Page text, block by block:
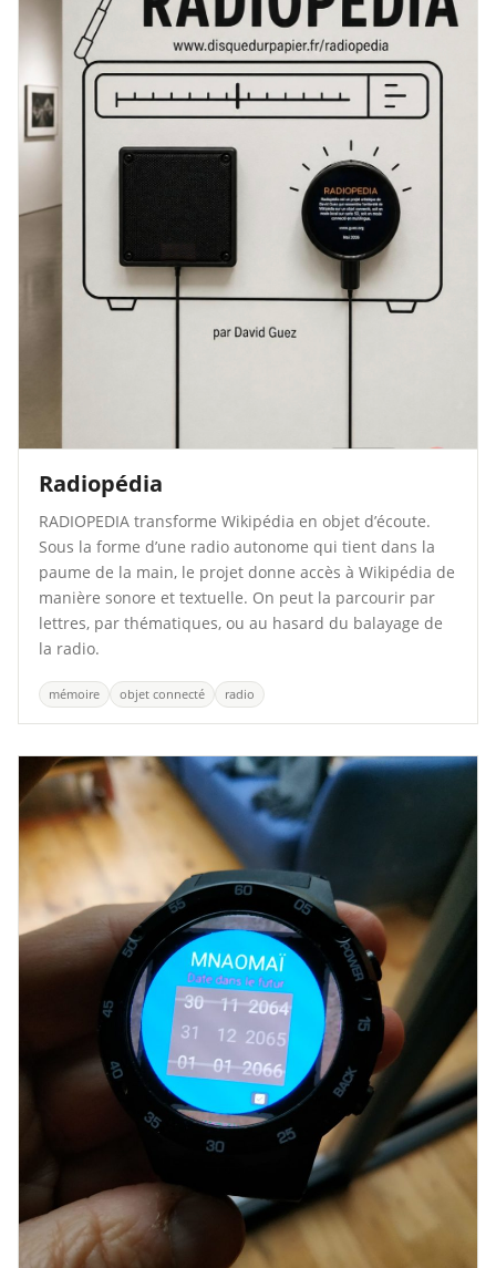
Radiopédia
RADIOPEDIA transforme Wikipédia en objet d’écoute.
Sous la forme d’une radio autonome qui tient dans la
paume de la main, le projet donne accès à Wikipédia de
manière sonore et textuelle. On peut la parcourir par
lettres, par thématiques, ou au hasard du balayage de
la radio.
mémoire objet connecté radio